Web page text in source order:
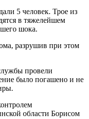
5 человек. Трое из
в тяжелейшем
шока.
, разрушив при этом
провели
было погашено и не
.
области Борисом